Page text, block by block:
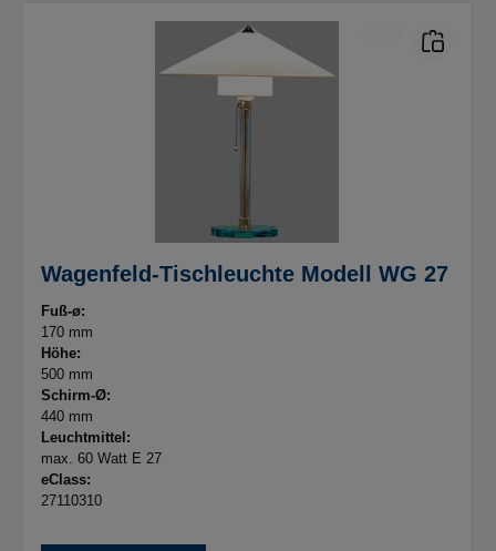
Wagenfeld-Tischleuchte Modell WG 27
Fuß-ø:
170 mm
Höhe:
500 mm
Schirm-Ø:
440 mm
Leuchtmittel:
max. 60 Watt E 27
eClass:
27110310